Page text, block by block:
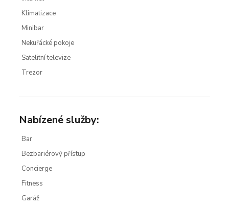
Klimatizace
Minibar
Nekuřácké pokoje
Satelitní televize
Trezor
Nabízené služby:
Bar
Bezbariérový přístup
Concierge
Fitness
Garáž